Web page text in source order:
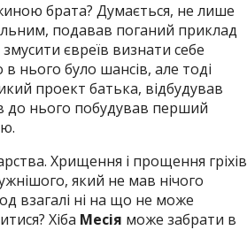
брата? Думається, не лише
подавав поганий приклад
євреїв визнати себе
нього було шансів, але тоді
проект батька, відбудував
до нього побудував перший
Хрищення і прощення гріхів
який не мав нічого
взагалі ні на що не може
Хіба Месія може забрати в